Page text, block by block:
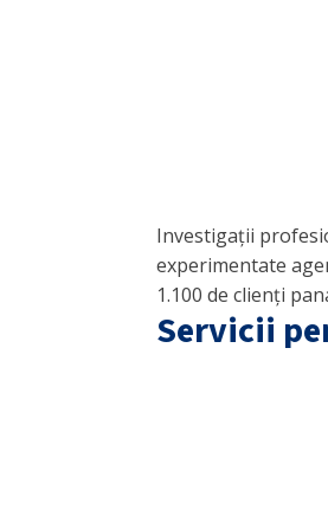
Investigații
experimentate
1.100 de clienți
Servicii